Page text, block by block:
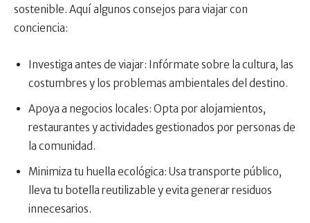
sostenible. Aquí algunos consejos para viajar con
conciencia:
Investiga antes de viajar: Infórmate sobre la cultura, las
costumbres y los problemas ambientales del destino.
Apoya a negocios locales: Opta por alojamientos,
restaurantes y actividades gestionados por personas de
la comunidad.
Minimiza tu huella ecológica: Usa transporte público,
lleva tu botella reutilizable y evita generar residuos
innecesarios.